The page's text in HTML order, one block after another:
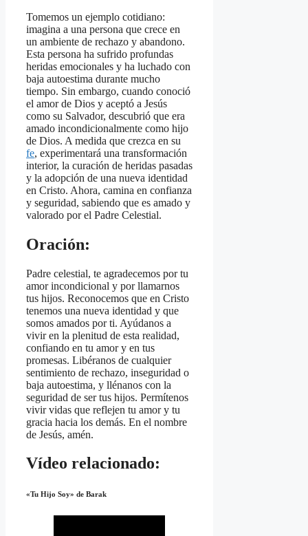
Tomemos un ejemplo cotidiano:
imagina a una persona que crece en
un ambiente de rechazo y abandono.
Esta persona ha sufrido profundas
heridas emocionales y ha luchado con
baja autoestima durante mucho
tiempo. Sin embargo, cuando conoció
el amor de Dios y aceptó a Jesús
como su Salvador, descubrió que era
amado incondicionalmente como hijo
de Dios. A medida que crezca en su
fe, experimentará una transformación
interior, la curación de heridas pasadas
y la adopción de una nueva identidad
en Cristo. Ahora, camina en confianza
y seguridad, sabiendo que es amado y
valorado por el Padre Celestial.
Oración:
Padre celestial, te agradecemos por tu
amor incondicional y por llamarnos
tus hijos. Reconocemos que en Cristo
tenemos una nueva identidad y que
somos amados por ti. Ayúdanos a
vivir en la plenitud de esta realidad,
confiando en tu amor y en tus
promesas. Libéranos de cualquier
sentimiento de rechazo, inseguridad o
baja autoestima, y llénanos con la
seguridad de ser tus hijos. Permítenos
vivir vidas que reflejen tu amor y tu
gracia hacia los demás. En el nombre
de Jesús, amén.
Vídeo relacionado:
«Tu Hijo Soy» de Barak